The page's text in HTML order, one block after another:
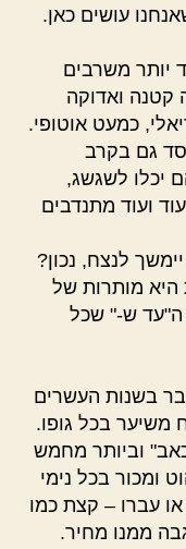
עושים כאן.
יותר משרבים
קטנה ואדוקה
כמעט אוטופי.
גם בקרב
יכלו לשגשג,
ועוד מתנדבים
לנצח, נכון?
היא מותרות של
ה"עד ש-" שכל
בשנות העשרים
משיער בכל גופו.
וביותר מחמש
ומכור בכל נימי
עברו – קצת כמו
ממנו מחיר.